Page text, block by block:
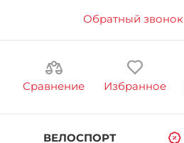
Обратный звонок
Сравнение Избранное
ВЕЛОСПОРТ